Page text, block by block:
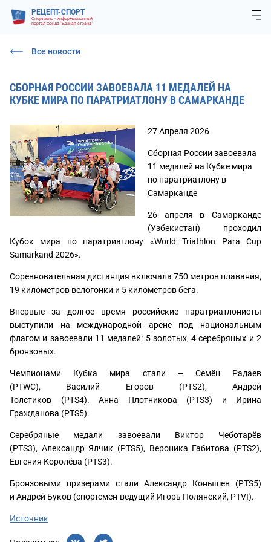
РЕЦЕПТ-СПОРТ
Спортивно - информационный
портал фонда "Единая страна"
Все новости
СБОРНАЯ РОССИИ ЗАВОЕВАЛА 11 МЕДАЛЕЙ НА
КУБКЕ МИРА ПО ПАРАТРИАТЛОНУ В САМАРКАНДЕ
27 Апреля 2026
Сборная России завоевала
11 медалей на Кубке мира
по паратриатлону в
Самарканде
26 апреля в Самарканде
(Узбекистан) проходил
Кубок мира по паратриатлону «World Triathlon Para Cup
Samarkand 2026».
Соревновательная дистанция включала 750 метров плавания,
19 километров велогонки и 5 километров бега.
Впервые за долгое время российские паратриатлонисты
выступили на международной арене под национальным
флагом и завоевали 11 медалей: 5 золотых, 4 серебряных и 2
бронзовых.
Чемпионами Кубка мира стали – Семён Радаев
(PTWC), Василий Егоров (PTS2), Андрей
Толстиков (PTS4). Анна Плотникова (PTS3) и Ирина
Гражданова (PTS5).
Серебряные медали завоевали Виктор Чеботарёв
(PTS3), Александр Ялчик (PTS5), Вероника Габитова (PTS2),
Евгения Королёва (PTS3).
Бронзовыми призерами стали Александр Конышев (PTS5)
и Андрей Буков (спортсмен-ведущий Игорь Полянский, PTVI).
Источник